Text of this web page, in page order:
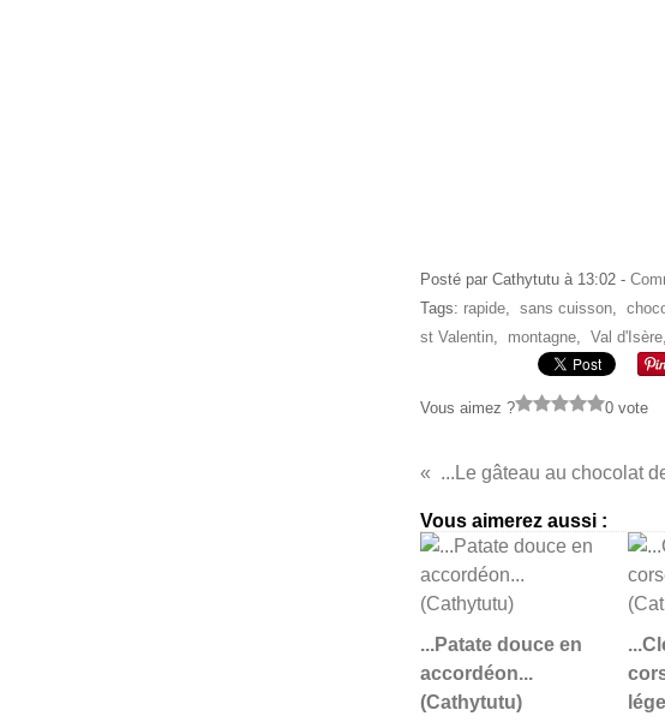
Posté par Cathytutu à 13:02 -
Tags: rapide, sans cuisson,
st Valentin, montagne, Val d'Isère
Vous aimez ? 0 vote
...Le gâteau au chocolat
Vous aimerez aussi :
...Patate douce en
accordéon...
(Cathytutu)